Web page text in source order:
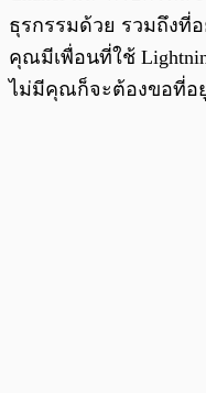
ธุรกรรมด้วย รวมถึงที่อ
คุณมีเพื่อนที่ใช้
ไม่มีคุณก็จะต้องขอที่อยู่